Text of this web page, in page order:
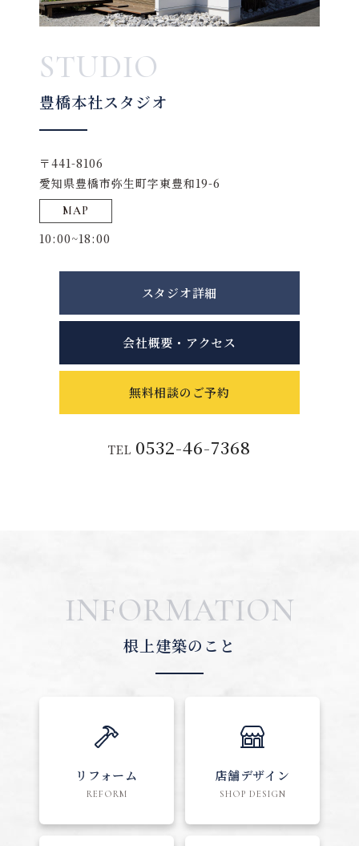
STUDIO
豊橋本社スタジオ
〒441-8106
愛知県豊橋市弥生町字東豊和19-6
MAP
10:00~18:00
スタジオ詳細
会社概要・アクセス
無料相談のご予約
TEL 0532-46-7368
INFORMATION
根上建築のこと
リフォーム
REFORM
店舗デザイン
SHOP DESIGN